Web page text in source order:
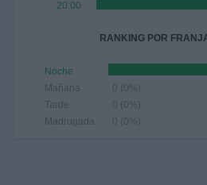
20:00
RANKING POR
Noche
Mañana
0 (0%)
Tarde
0 (0%)
Madrugada
0 (0%)